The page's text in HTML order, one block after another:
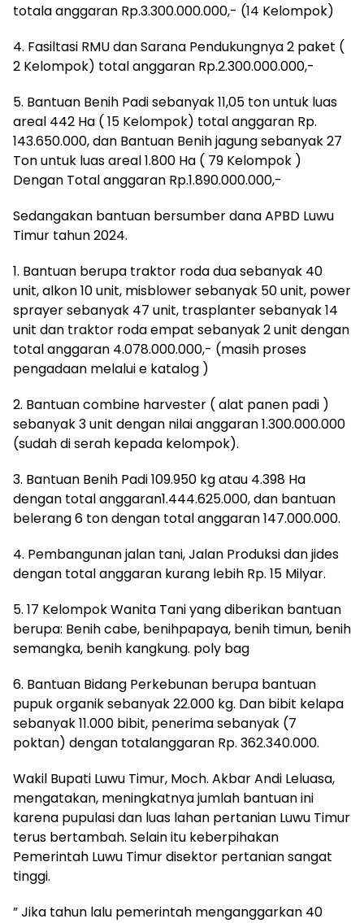
totala anggaran Rp.3.300.000.000,- (14 Kelompok)
4. Fasiltasi RMU dan Sarana Pendukungnya 2 paket (
2 Kelompok) total anggaran Rp.2.300.000.000,-
5. Bantuan Benih Padi sebanyak 11,05 ton untuk luas
areal 442 Ha ( 15 Kelompok) total anggaran Rp.
143.650.000, dan Bantuan Benih jagung sebanyak 27
Ton untuk luas areal 1.800 Ha ( 79 Kelompok )
Dengan Total anggaran Rp.1.890.000.000,-
Sedangakan bantuan bersumber dana APBD Luwu
Timur tahun 2024.
1. Bantuan berupa traktor roda dua sebanyak 40
unit, alkon 10 unit, misblower sebanyak 50 unit, power
sprayer sebanyak 47 unit, trasplanter sebanyak 14
unit dan traktor roda empat sebanyak 2 unit dengan
total anggaran 4.078.000.000,- (masih proses
pengadaan melalui e katalog )
2. Bantuan combine harvester ( alat panen padi )
sebanyak 3 unit dengan nilai anggaran 1.300.000.000
(sudah di serah kepada kelompok).
3. Bantuan Benih Padi 109.950 kg atau 4.398 Ha
dengan total anggaran1.444.625.000, dan bantuan
belerang 6 ton dengan total anggaran 147.000.000.
4. Pembangunan jalan tani, Jalan Produksi dan jides
dengan total anggaran kurang lebih Rp. 15 Milyar.
5. 17 Kelompok Wanita Tani yang diberikan bantuan
berupa: Benih cabe, benihpapaya, benih timun, benih
semangka, benih kangkung. poly bag
6. Bantuan Bidang Perkebunan berupa bantuan
pupuk organik sebanyak 22.000 kg. Dan bibit kelapa
sebanyak 11.000 bibit, penerima sebanyak (7
poktan) dengan totalanggaran Rp. 362.340.000.
Wakil Bupati Luwu Timur, Moch. Akbar Andi Leluasa,
mengatakan, meningkatnya jumlah bantuan ini
karena pupulasi dan luas lahan pertanian Luwu Timur
terus bertambah. Selain itu keberpihakan
Pemerintah Luwu Timur disektor pertanian sangat
tinggi.
” Jika tahun lalu pemerintah menganggarkan 40